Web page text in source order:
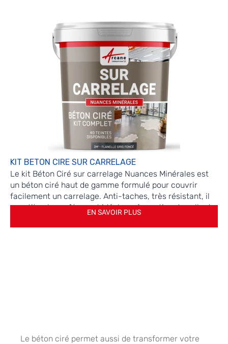
KIT BETON CIRE SUR CARRELAGE
Le kit Béton Ciré sur carrelage Nuances Minérales est
un béton ciré haut de gamme formulé pour couvrir
facilement un carrelage. Anti-taches, très résistant, il
constitue le revêtement idéal en rénovation de salle de
bain, de cuisine, de toutes surfaces carrelées. Afin de
combler les joints de votre carrelage, nous avons
EN SAVOIR PLUS
Le béton ciré permet aussi de transformer votre